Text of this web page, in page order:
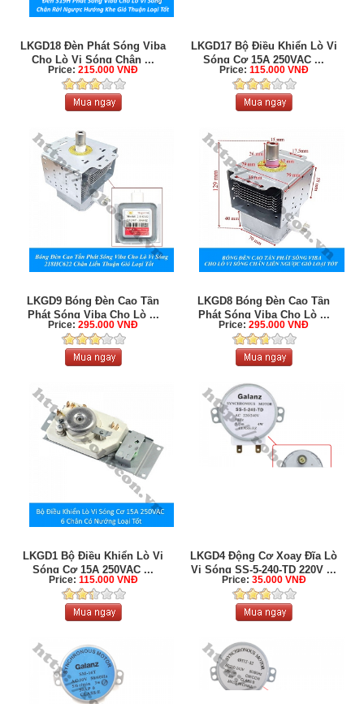
LKGD18 Đèn Phát Sóng Viba
Cho Lò Vi Sóng Chân ...
Price:215.000 VNĐ
LKGD17 Bộ Điều Khiển Lò Vi
Sóng Cơ 15A 250VAC ...
Price: 115.000 VNĐ
LKGD9 Bóng Đèn Cao Tần
Phát Sóng Viba Cho Lò ...
Price:295.000 VNĐ
LKGD8 Bóng Đèn Cao Tần
Phát Sóng Viba Cho Lò ...
Price:295.000 VNĐ
LKGD1 Bộ Điều Khiển Lò Vi
Sóng Cơ 15A 250VAC ...
Price: 115.000 VNĐ
LKGD4 Động Cơ Xoay Đĩa Lò
Vi Sóng SS-5-240-TD 220V ...
Price: 35.000 VNĐ